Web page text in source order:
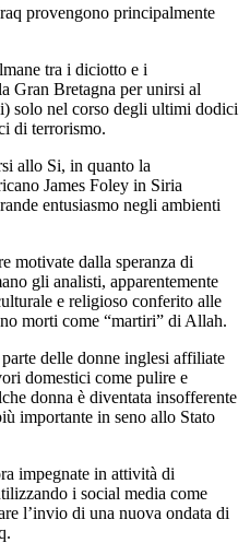
provengono principalmente
tra i diciotto e i
Gran Bretagna per unirsi al
solo nel corso degli ultimi dodici
di terrorismo.
allo Si, in quanto la
James Foley in Siria
entusiasmo negli ambienti
motivate dalla speranza di
gli analisti, apparentemente
e religioso conferito alle
morti come “martiri” di Allah.
delle donne inglesi affiliate
domestici come pulire e
donna è diventata insofferente
importante in seno allo Stato
impegnate in attività di
i social media come
l’invio di una nuova ondata di